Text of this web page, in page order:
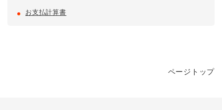
お支払計算書
ページトップ